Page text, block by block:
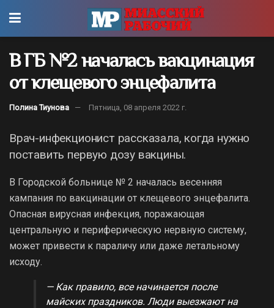
В ГБ №2 началась вакцинация
от клещевого энцефалита
Полина Тиунова Пятница, 08 апреля 2022 г.
Врач-инфекционист рассказала, когда нужно
поставить первую дозу вакцины.
В Городской больнице № 2 началась весенняя
кампания по вакцинации от клещевого энцефалита.
Опасная вирусная инфекция, поражающая
центральную и периферическую нервную систему,
может привести к параличу или даже летальному
исходу.
— Как правило, все начинается после
майских праздников. Люди выезжают на